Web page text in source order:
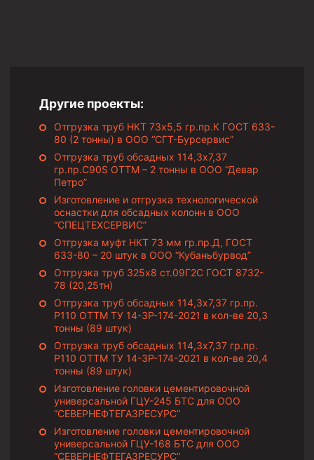
Ерши механические
Скреперы механические
Штанголовки
Удочки ловильные
Труболовки
Шламометаллоуловитель ШМУ
Обурочный комплекс ОК
Фрезеры торцевые с фрезерующей воронкой и с
Магнитные ловители
Фрезеры арбузообразные
Фрезеры стартово-оконные
Печати свинцовые
Калибраторы расширители
Фрезеры Барракуда
Фрезеры пилотные
Райберы конусные
Другие проекты:
Отгрузка труб НКТ 73х5,5 гр.пр.К ГОСТ 633-
80 (2 тонны) в ООО “СГТ-Бурсервис”
Отгрузка труб обсадных 114,3х7,37
гр.пр.C90S ОТТМ – 2 тонны в ООО “Девар
Петро”
Изготовление и отгрузка технологической
оснастки для обсадных колонн в ООО
“СПЕЦТЕХСЕРВИС”
Отгрузка муфт НКТ 73 мм гр.пр.Д, ГОСТ
633-80 – 20 штук в ООО “Кубаньбурвод”
Отгрузка труб 325х8 ст.09Г2С ГОСТ 8732-
78 (20,25тн)
Отгрузка труб обсадных 114,3х7,37 гр.пр.
Р110 ОТТМ ТУ 14-3Р-174-2021 в кол-ве 20,3
тонны (89 штук)
Отгрузка труб обсадных 114,3х7,37 гр.пр.
Р110 ОТТМ ТУ 14-3Р-174-2021 в кол-ве 20,4
тонны (89 штук)
Изготовление головки цементировочной
универсальной ГЦУ-245 БТС для ООО
“СЕВЕРНЕФТЕГАЗРЕСУРС”
Изготовление головки цементировочной
универсальной ГЦУ-168 БТС для ООО
“СЕВЕРНЕФТЕГАЗРЕСУРС”